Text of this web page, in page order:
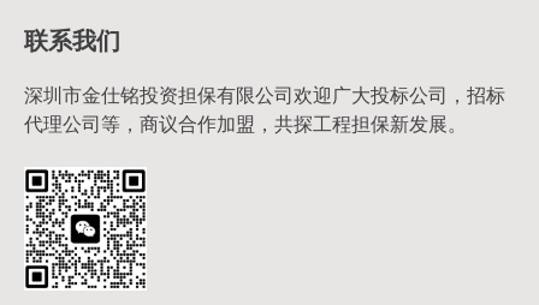
联系我们
深圳市金仕铭投资担保有限公司欢迎广大投标公司，招标
代理公司等，商议合作加盟，共探工程担保新发展。